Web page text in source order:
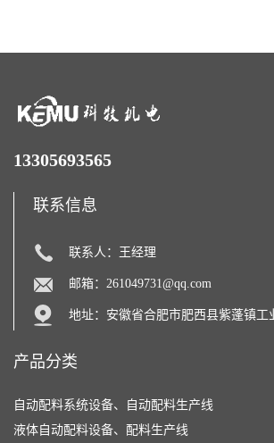
13305693565
联系信息
联系人：王经理
邮箱： 261049731@qq.com
地址：安徽省合肥市肥西县紫蓬镇工
产品分类
自动配料系统设备、自动配料生产线
液体自动配料设备、配料生产线